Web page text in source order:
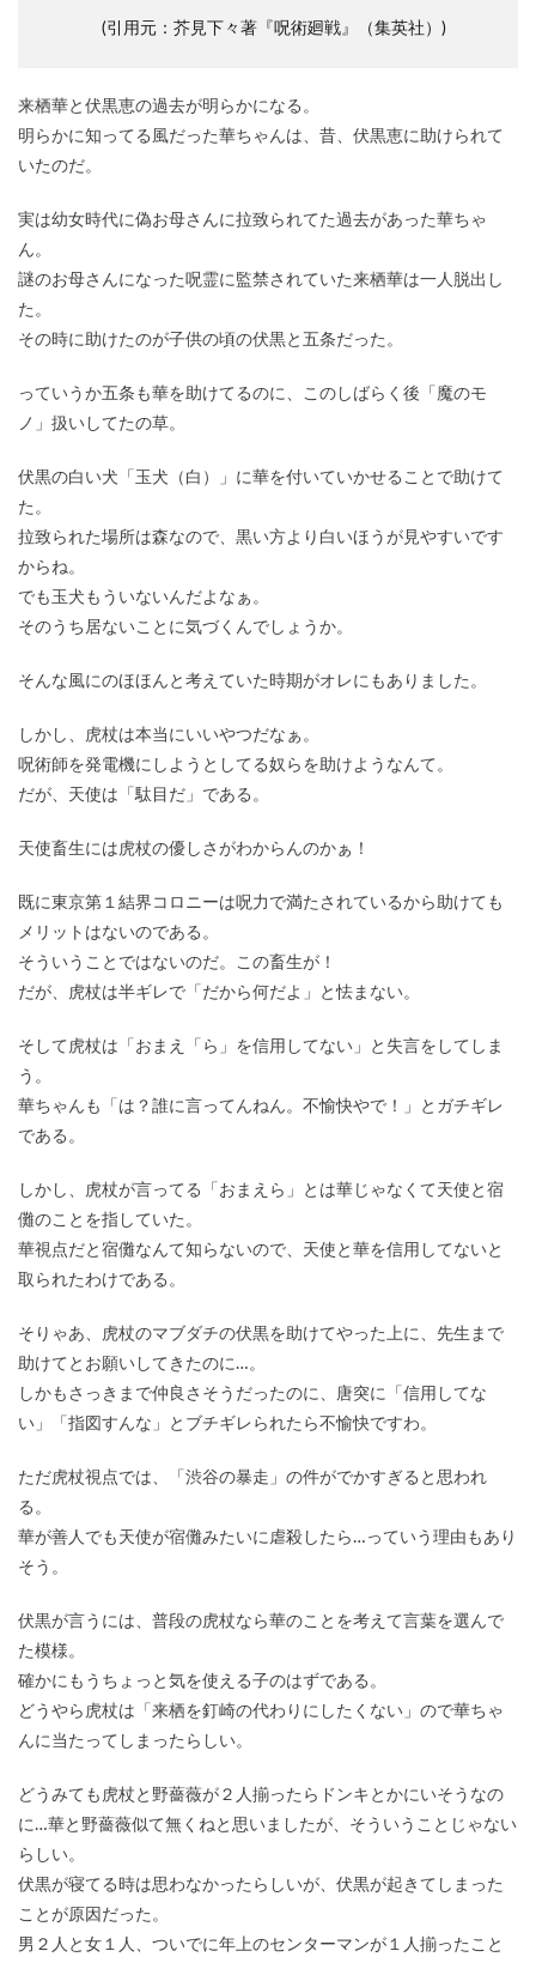
(引用元：芥見下々著『呪術廻戦』（集英社）)
来栖華と伏黒恵の過去が明らかになる。
明らかに知ってる風だった華ちゃんは、昔、伏黒恵に助けられて
いたのだ。
実は幼女時代に偽お母さんに拉致られてた過去があった華ちゃ
ん。
謎のお母さんになった呪霊に監禁されていた来栖華は一人脱出し
た。
その時に助けたのが子供の頃の伏黒と五条だった。
っていうか五条も華を助けてるのに、このしばらく後「魔のモ
ノ」扱いしてたの草。
伏黒の白い犬「玉犬（白）」に華を付いていかせることで助けて
た。
拉致られた場所は森なので、黒い方より白いほうが見やすいです
からね。
でも玉犬もういないんだよなぁ。
そのうち居ないことに気づくんでしょうか。
そんな風にのほほんと考えていた時期がオレにもありました。
しかし、虎杖は本当にいいやつだなぁ。
呪術師を発電機にしようとしてる奴らを助けようなんて。
だが、天使は「駄目だ」である。
天使畜生には虎杖の優しさがわからんのかぁ！
既に東京第１結界コロニーは呪力で満たされているから助けても
メリットはないのである。
そういうことではないのだ。この畜生が！
だが、虎杖は半ギレで「だから何だよ」と怯まない。
そして虎杖は「おまえ「ら」を信用してない」と失言をしてしま
う。
華ちゃんも「は？誰に言ってんねん。不愉快やで！」とガチギレ
である。
しかし、虎杖が言ってる「おまえら」とは華じゃなくて天使と宿
儺のことを指していた。
華視点だと宿儺なんて知らないので、天使と華を信用してないと
取られたわけである。
そりゃあ、虎杖のマブダチの伏黒を助けてやった上に、先生まで
助けてとお願いしてきたのに…。
しかもさっきまで仲良さそうだったのに、唐突に「信用してな
い」「指図すんな」とブチギレられたら不愉快ですわ。
ただ虎杖視点では、「渋谷の暴走」の件がでかすぎると思われ
る。
華が善人でも天使が宿儺みたいに虐殺したら…っていう理由もあり
そう。
伏黒が言うには、普段の虎杖なら華のことを考えて言葉を選んで
た模様。
確かにもうちょっと気を使える子のはずである。
どうやら虎杖は「来栖を釘崎の代わりにしたくない」ので華ちゃ
んに当たってしまったらしい。
どうみても虎杖と野薔薇が２人揃ったらドンキとかにいそうなの
に…華と野薔薇似て無くねと思いましたが、そういうことじゃない
らしい。
伏黒が寝てる時は思わなかったらしいが、伏黒が起きてしまった
ことが原因だった。
男２人と女１人、ついでに年上のセンターマンが１人揃ったこと